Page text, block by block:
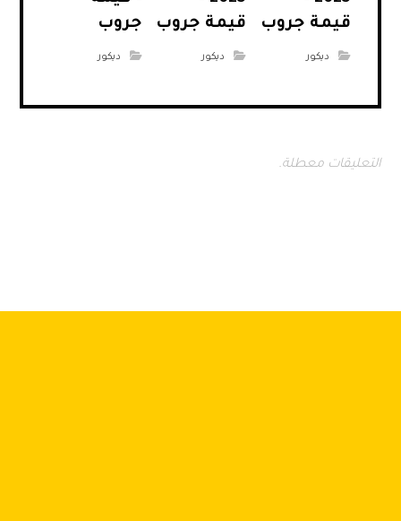
قيمة جروب
ديكور
قيمة جروب
ديكور
جروب
ديكور
التعليقات معطلة.